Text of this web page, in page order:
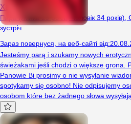
Xaszika
Пара (Жінка 29 років, Чоловік 34
зустріч
Зараз повернуся
на веб-сайті від:
Jesteśmy parą i szukamy nowych
świeżakami jeśli chodzi o większe grona.
Panowie Bi prosimy o nie wysyłanie
spotykamy się osobno! Nie odpisujemy
osobom które bez żadnego słowa